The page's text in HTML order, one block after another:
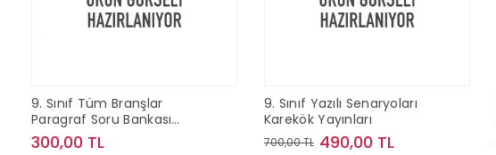
9. Sınıf Tüm Branşlar
Paragraf Soru Bankası
Editör Yayınları
300,00 TL
9. Sınıf Yazılı Senaryoları
Karekök Yayınları
700,00 TL 490,00 TL